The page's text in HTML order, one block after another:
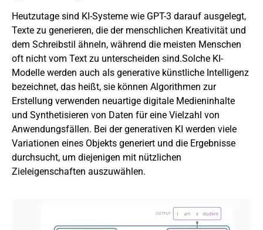
Heutzutage sind KI-Systeme wie GPT-3 darauf ausgelegt,
Texte zu generieren, die der menschlichen Kreativität und
dem Schreibstil ähneln, während die meisten Menschen
oft nicht vom Text zu unterscheiden sind.Solche KI-
Modelle werden auch als generative künstliche Intelligenz
bezeichnet, das heißt, sie können Algorithmen zur
Erstellung verwenden neuartige digitale Medieninhalte
und Synthetisieren von Daten für eine Vielzahl von
Anwendungsfällen. Bei der generativen KI werden viele
Variationen eines Objekts generiert und die Ergebnisse
durchsucht, um diejenigen mit nützlichen
Zieleigenschaften auszuwählen.